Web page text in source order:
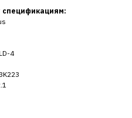
спецификациям:
4